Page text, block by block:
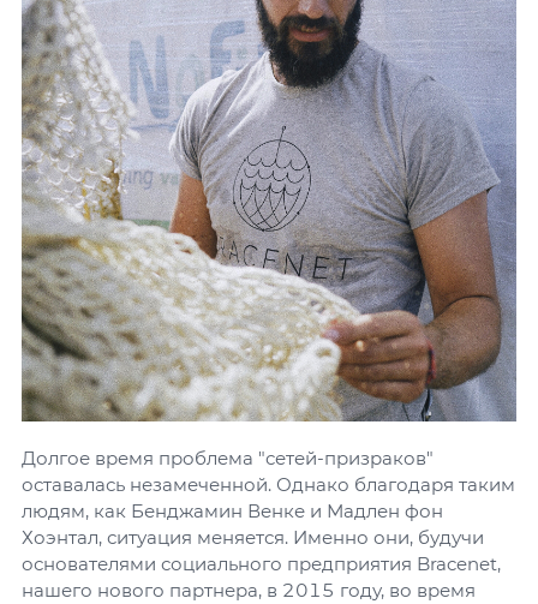
Долгое время проблема "сетей-призраков"
оставалась незамеченной. Однако благодаря таким
людям, как Бенджамин Венке и Мадлен фон
Хоэнтал, ситуация меняется. Именно они, будучи
основателями социального предприятия Bracenet,
нашего нового партнера, в 2015 году, во время